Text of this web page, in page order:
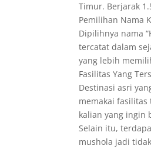
Timur. Berjarak
Pemilihan Nama
Dipilihnya nama
tercatat dalam
yang lebih
Fasilitas Yang
Destinasi asri
memakai
kalian yang ingin
Selain itu,
mushola jadi